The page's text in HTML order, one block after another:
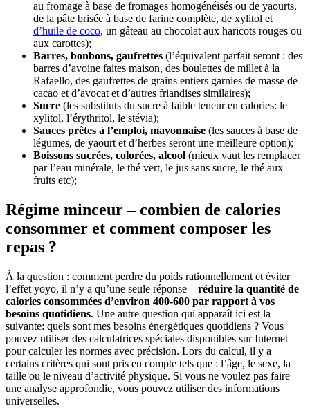
au fromage à base de fromages homogénéisés ou de yaourts,
de la pâte brisée à base de farine complète, de xylitol et
d’huile de coco, un gâteau au chocolat aux haricots rouges ou
aux carottes);
Barres, bonbons, gaufrettes (l’équivalent parfait seront : des
barres d’avoine faites maison, des boulettes de millet à la
Rafaello, des gaufrettes de grains entiers garnies de masse de
cacao et d’avocat et d’autres friandises similaires);
Sucre (les substituts du sucre à faible teneur en calories: le
xylitol, l’érythritol, le stévia);
Sauces prêtes à l’emploi, mayonnaise (les sauces à base de
légumes, de yaourt et d’herbes seront une meilleure option);
Boissons sucrées, colorées, alcool (mieux vaut les remplacer
par l’eau minérale, le thé vert, le jus sans sucre, le thé aux
fruits etc);
Régime minceur – combien de calories
consommer et comment composer les
repas ?
À la question : comment perdre du poids rationnellement et éviter
l’effet yoyo, il n’y a qu’une seule réponse – réduire la quantité de
calories consommées d’environ 400-600 par rapport à vos
besoins quotidiens. Une autre question qui apparaît ici est la
suivante: quels sont mes besoins énergétiques quotidiens ? Vous
pouvez utiliser des calculatrices spéciales disponibles sur Internet
pour calculer les normes avec précision. Lors du calcul, il y a
certains critères qui sont pris en compte tels que : l’âge, le sexe, la
taille ou le niveau d’activité physique. Si vous ne voulez pas faire
une analyse approfondie, vous pouvez utiliser des informations
universelles.